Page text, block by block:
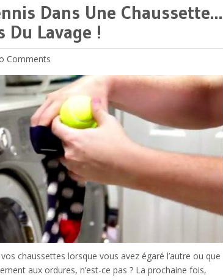
Dans Une Chaussette…
Du Lavage !
Comments
chaussettes lorsque vous avez égaré l’autre ou que
aux ordures, n’est-ce pas ? La prochaine fois,